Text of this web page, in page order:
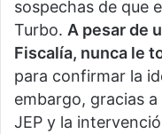
sospechas de que
Turbo. A pesar de
Fiscalía, nunca le
para confirmar la
embargo, gracias
JEP y la